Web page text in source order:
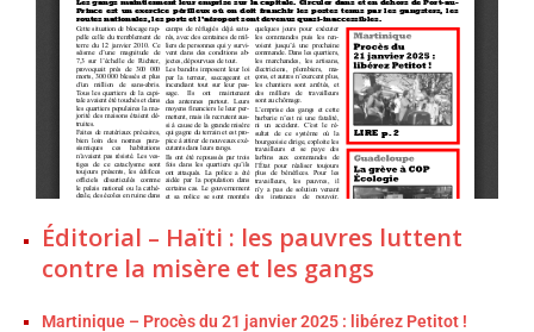
Éditorial – Haïti : les pauvres luttent
contre la misère et les gangs
Martinique – Procès du 21 janvier 2025 : libérez Petitot !